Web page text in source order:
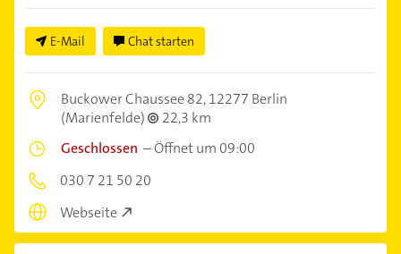
E-Mail Chat starten
Buckower Chaussee 82,12277 Berlin
(Marienfelde)
22,3 km
Geschlossen –Öffnet um 09:00
030 7 21 50 20
Webseite